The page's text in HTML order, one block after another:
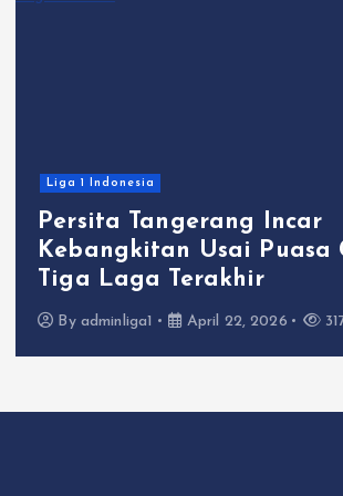
Liga 1 Indonesia
Persita Tangerang Incar
Kebangkitan Usai Puasa
Tiga Laga Terakhir
By adminliga1 April 22, 2026